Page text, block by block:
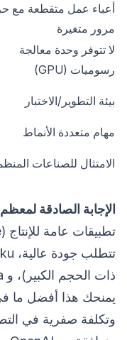
أعباء عمل متقطعة مع
مرور متغيرة
لا تتوفر وحدة معالجة
رسوميات (GPU)
بيئة التطوير/الاختبار
مهام متعددة الأنماط
الامتثال للصناعات
الإجابة الصادقة
يمنحك هذا أفضل ما في
وتكلفة صفرية في